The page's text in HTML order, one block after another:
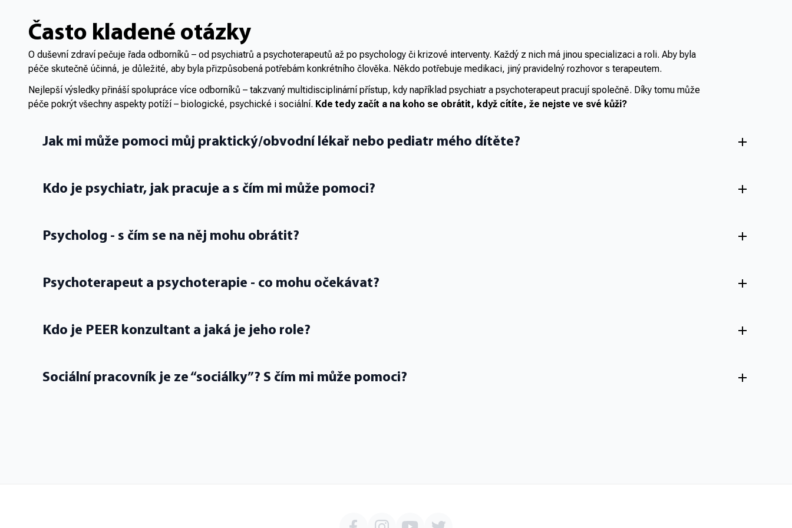
ale ta deprese, kdo dítě nechtěl.
Často kladené otázky
O duševní zdraví pečuje řada odborníků – od psychiatrů a psychoterapeutů až po psychology či krizové interventy. Každý z nich má jinou specializaci a roli. Aby byla
péče skutečně účinná, je důležité, aby byla přizpůsobená potřebám konkrétního člověka. Někdo potřebuje medikaci, jiný pravidelný rozhovor s terapeutem.
Nejlepší výsledky přináší spolupráce více odborníků – takzvaný multidisciplinární přístup, kdy například psychiatr a psychoterapeut pracují společně. Díky tomu může
péče pokrýt všechny aspekty potíží – biologické, psychické i sociální. Kde tedy začít a na koho se obrátit, když cítíte, že nejste ve své kůži?
Jak mi může pomoci můj praktický/obvodní lékař nebo pediatr mého dítěte?
Kdo je psychiatr, jak pracuje a s čím mi může pomoci?
Psycholog - s čím se na něj mohu obrátit?
Psychoterapeut a psychoterapie - co mohu očekávat?
Kdo je PEER konzultant a jaká je jeho role?
Sociální pracovník je ze “sociálky”? S čím mi může pomoci?